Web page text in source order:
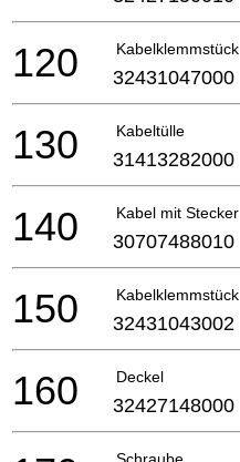
Kabelklemmstück
120 32431047000
Kabeltülle
130 31413282000
Kabel mit Stecker
140 30707488010
Kabelklemmstück
150 32431043002
Deckel
160 32427148000
Schraube